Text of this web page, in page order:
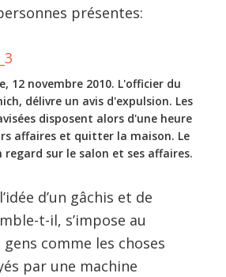
présentes:
12 novembre 2010. L'officier du
délivre un avis d'expulsion. Les
disposent alors d'une heure
affaires et quitter la maison. Le
sur le salon et ses affaires.
d’un gâchis et de
t-il, s’impose au
comme les choses
par une machine